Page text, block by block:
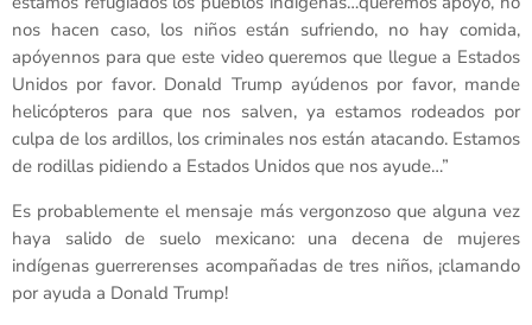
nos hacen caso, los niños están sufriendo, no hay comida,
apóyennos para que este video queremos que llegue a Estados
Unidos por favor. Donald Trump ayúdenos por favor, mande
helicópteros para que nos salven, ya estamos rodeados por
culpa de los ardillos, los criminales nos están atacando. Estamos
de rodillas pidiendo a Estados Unidos que nos ayude…”
Es probablemente el mensaje más vergonzoso que alguna vez
haya salido de suelo mexicano: una decena de mujeres
indígenas guerrerenses acompañadas de tres niños, ¡clamando
por ayuda a Donald Trump!